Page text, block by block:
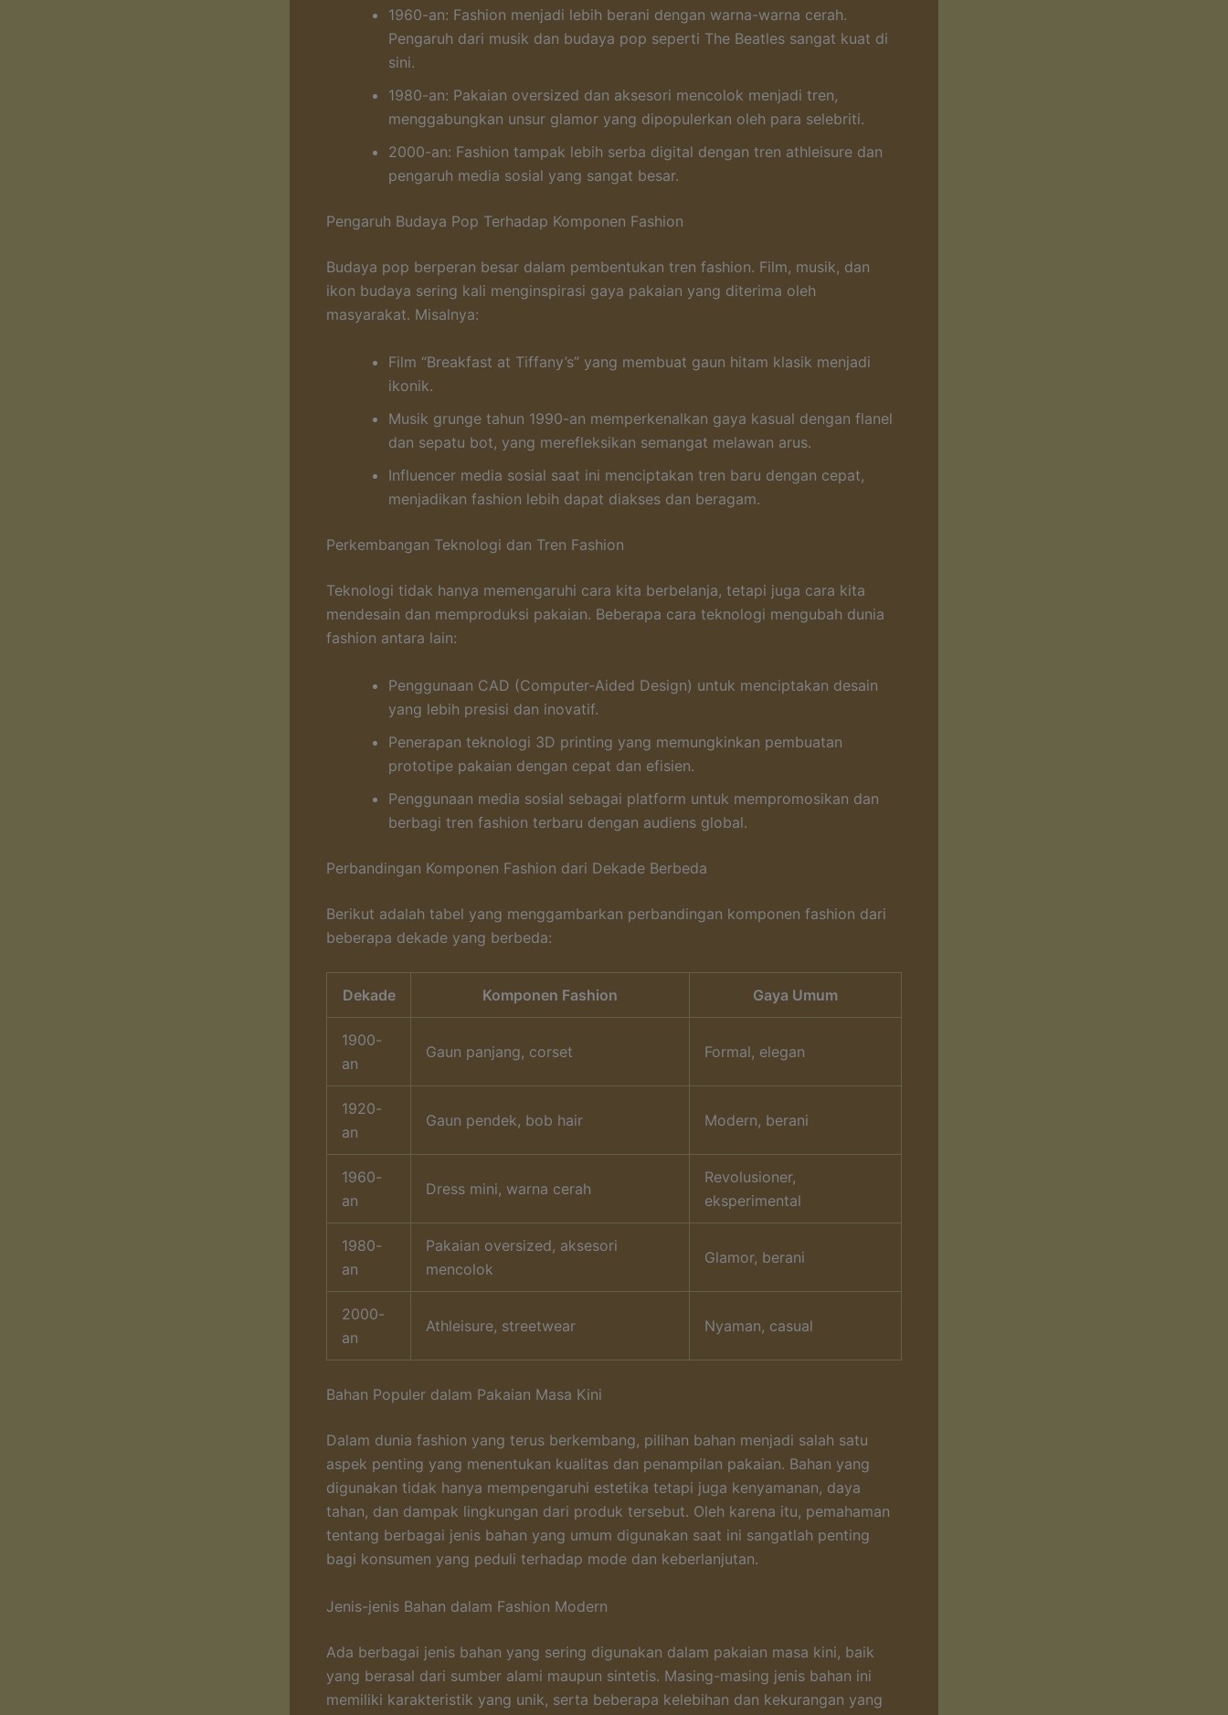
1960-an: Fashion menjadi lebih berani dengan warna-warna cerah.
Pengaruh dari musik dan budaya pop seperti The Beatles sangat kuat di
sini.
1980-an: Pakaian oversized dan aksesori mencolok menjadi tren,
menggabungkan unsur glamor yang dipopulerkan oleh para selebriti.
2000-an: Fashion tampak lebih serba digital dengan tren athleisure dan
pengaruh media sosial yang sangat besar.
Pengaruh Budaya Pop Terhadap Komponen Fashion
Budaya pop berperan besar dalam pembentukan tren fashion. Film, musik, dan
ikon budaya sering kali menginspirasi gaya pakaian yang diterima oleh
masyarakat. Misalnya:
Film “Breakfast at Tiffany’s” yang membuat gaun hitam klasik menjadi
ikonik.
Musik grunge tahun 1990-an memperkenalkan gaya kasual dengan flanel
dan sepatu bot, yang merefleksikan semangat melawan arus.
Influencer media sosial saat ini menciptakan tren baru dengan cepat,
menjadikan fashion lebih dapat diakses dan beragam.
Perkembangan Teknologi dan Tren Fashion
Teknologi tidak hanya memengaruhi cara kita berbelanja, tetapi juga cara kita
mendesain dan memproduksi pakaian. Beberapa cara teknologi mengubah dunia
fashion antara lain:
Penggunaan CAD (Computer-Aided Design) untuk menciptakan desain
yang lebih presisi dan inovatif.
Penerapan teknologi 3D printing yang memungkinkan pembuatan
prototipe pakaian dengan cepat dan efisien.
Penggunaan media sosial sebagai platform untuk mempromosikan dan
berbagi tren fashion terbaru dengan audiens global.
Perbandingan Komponen Fashion dari Dekade Berbeda
Berikut adalah tabel yang menggambarkan perbandingan komponen fashion dari
beberapa dekade yang berbeda:
Dekade Komponen Fashion Gaya Umum
1900-
an
Gaun panjang, corset Formal, elegan
1920-
an
Gaun pendek, bob hair Modern, berani
1960-
an
Dress mini, warna cerah
Revolusioner,
eksperimental
1980-
an
Pakaian oversized, aksesori
mencolok
Glamor, berani
2000-
an
Athleisure, streetwear Nyaman, casual
Bahan Populer dalam Pakaian Masa Kini
Dalam dunia fashion yang terus berkembang, pilihan bahan menjadi salah satu
aspek penting yang menentukan kualitas dan penampilan pakaian. Bahan yang
digunakan tidak hanya mempengaruhi estetika tetapi juga kenyamanan, daya
tahan, dan dampak lingkungan dari produk tersebut. Oleh karena itu, pemahaman
tentang berbagai jenis bahan yang umum digunakan saat ini sangatlah penting
bagi konsumen yang peduli terhadap mode dan keberlanjutan.
Jenis-jenis Bahan dalam Fashion Modern
Ada berbagai jenis bahan yang sering digunakan dalam pakaian masa kini, baik
yang berasal dari sumber alami maupun sintetis. Masing-masing jenis bahan ini
memiliki karakteristik yang unik, serta beberapa kelebihan dan kekurangan yang